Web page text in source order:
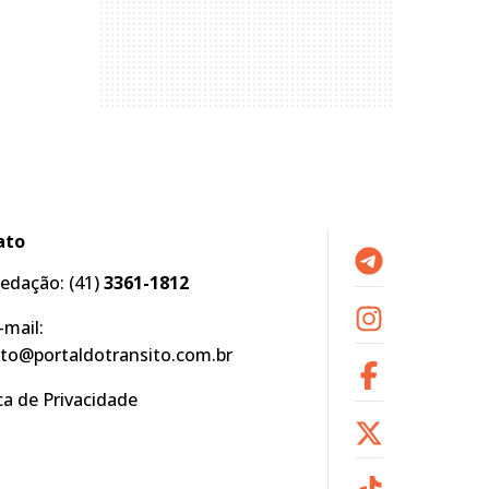
(41)3361-1812
de Privacidade